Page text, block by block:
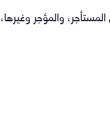
وغيرها، كما ستظهر